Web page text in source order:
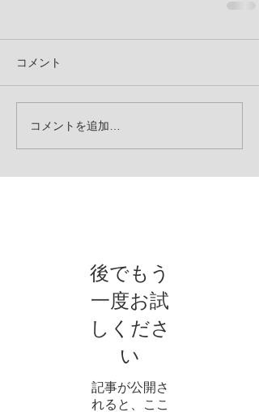
コメント
コメントを追加…
後でもう
一度お試
しくださ
い
記事が公開さ
れると、ここ